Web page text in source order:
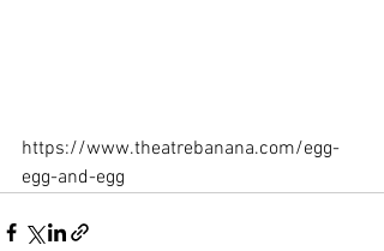
https://www.theatrebanana.com/egg-
egg-and-egg